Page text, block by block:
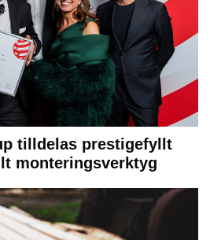
tilldelas prestigefyllt
monteringsverktyg